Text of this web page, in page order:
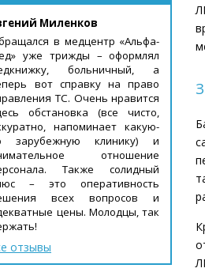
Миленков
в медцентр «Альфа-
уже трижды – оформлял
больничный, а
вот справку на право
ТС. Очень нравится
обстановка (все чисто,
напоминает какую-
зарубежную клинику) и
отношение
Также солидный
– это оперативность
всех вопросов и
цены. Молодцы, так
отзывы